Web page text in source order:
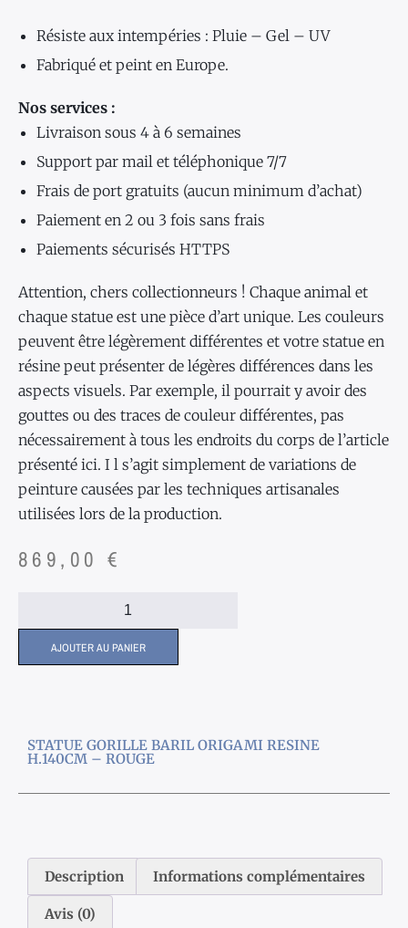
Résiste aux intempéries : Pluie – Gel – UV
Fabriqué et peint en Europe.
Nos services :
Livraison sous 4 à 6 semaines
Support par mail et téléphonique 7/7
Frais de port gratuits (aucun minimum d’achat)
Paiement en 2 ou 3 fois sans frais
Paiements sécurisés HTTPS
Attention, chers collectionneurs ! Chaque animal et
chaque statue est une pièce d’art unique. Les couleurs
peuvent être légèrement différentes et votre statue en
résine peut présenter de légères différences dans les
aspects visuels. Par exemple, il pourrait y avoir des
gouttes ou des traces de couleur différentes, pas
nécessairement à tous les endroits du corps de l’article
présenté ici. I l s’agit simplement de variations de
peinture causées par les techniques artisanales
utilisées lors de la production.
869,00 €
AJOUTER AU PANIER
STATUE GORILLE BARIL ORIGAMI RESINE
H.140CM – ROUGE
Description Informations complémentaires
Avis (0)